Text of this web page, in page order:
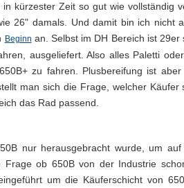
kürzester Zeit so gut wie vollständig
26" damals. Und damit bin ich nicht
Beginn an. Selbst im DH Bereich ist
ausgeliefert. Also alles Paletti
zu fahren. Plusbereifung ist
man sich die Frage, welcher Käufer
das Rad passend.
nur herausgebracht wurde, um
ob 650B von der Industrie
um die Käuferschicht von